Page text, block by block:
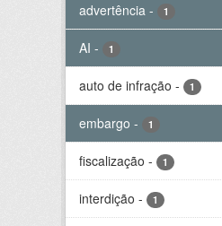
advertência - 1
AI - 1
auto de infração - 1
embargo - 1
fiscalização - 1
interdição - 1